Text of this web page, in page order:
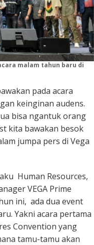
malam tahun baru di
pada acara
keinginan audens.
bisa ngantuk orang
kita bawakan besok
jumpa pers di Vega
Human Resources,
VEGA Prime
ini, ada dua event
Yakni acara pertama
Convention yang
tamu-tamu akan